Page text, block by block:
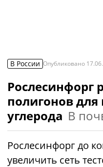
В России Опубликовано
Рослесинфорг
полигонов
углерода В
Рослесинфорг до
увеличить сеть